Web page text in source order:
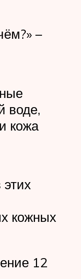
–
воде,
кожа
кожных
12